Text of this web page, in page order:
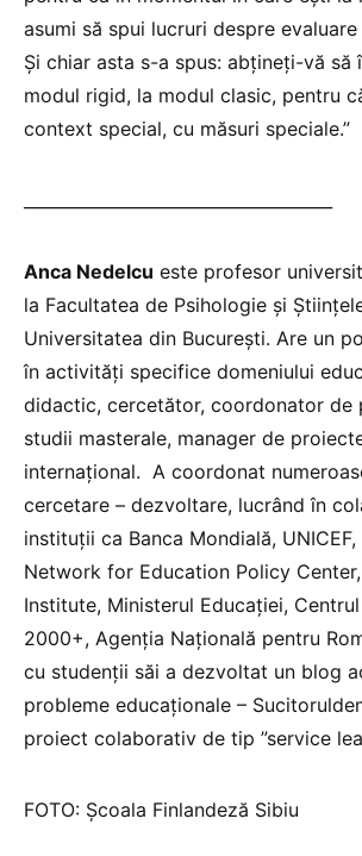
asumi să spui lucruri despre
Și chiar asta s-a spus: abțineți-vă să
modul rigid, la modul clasic, pentru
context special, cu măsuri speciale.”
Anca Nedelcu este profesor
la Facultatea de Psihologie și
Universitatea din București. Are un
în activități specifice domeniului
didactic, cercetător, coordonator de
studii masterale, manager de
internațional. A coordonat
cercetare – dezvoltare, lucrând în
instituții ca Banca Mondială, UNICEF,
Network for Education Policy
Institute, Ministerul Educației,
2000+, Agenția Națională pentru
cu studenții săi a dezvoltat un blog
probleme educaționale –
proiect colaborativ de tip ”service
FOTO: Școala Finlandeză Sibiu